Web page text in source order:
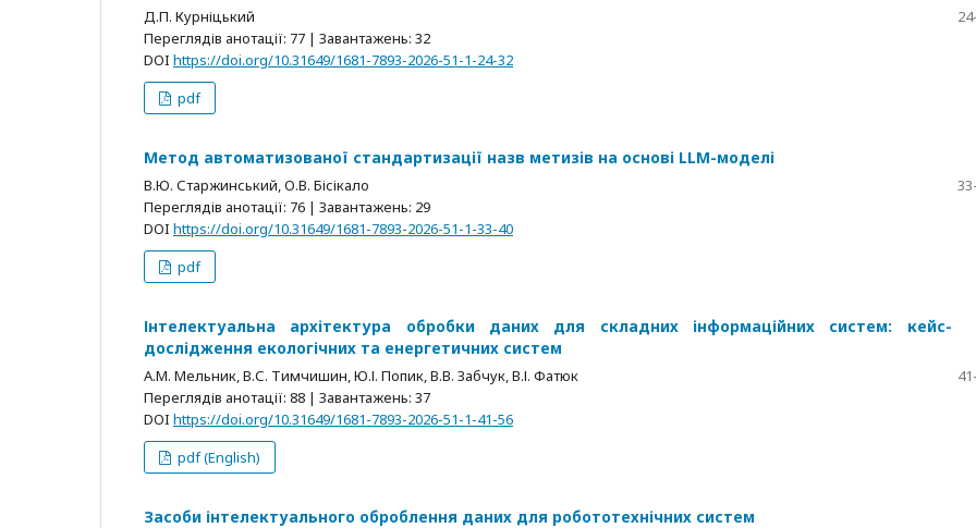
Д.П. Курніцький
Переглядів анотації: 77 | Завантажень: 32
DOI https://doi.org/10.31649/1681-7893-2026-51-1-24-32
pdf
Метод автоматизованої стандартизації назв метизів на основі LLM-моделі
В.Ю. Старжинський, О.В. Бісікало
Переглядів анотації: 76 | Завантажень: 29
DOI https://doi.org/10.31649/1681-7893-2026-51-1-33-40
pdf
Інтелектуальна архітектура обробки даних для складних інформаційних систем: кейс-
дослідження екологічних та енергетичних систем
А.М. Мельник, В.С. Тимчишин, Ю.І. Попик, В.В. Забчук, В.І. Фатюк
Переглядів анотації: 88 | Завантажень: 37
DOI https://doi.org/10.31649/1681-7893-2026-51-1-41-56
pdf (English)
Засоби інтелектуального оброблення даних для робототехнічних систем